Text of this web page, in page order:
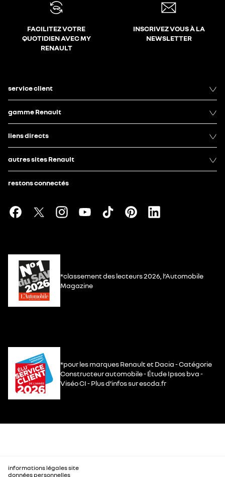
FACILITEZ VOTRE
QUOTIDIEN AVEC MY
RENAULT
INSCRIVEZ VOUS À LA
NEWSLETTER
service client
gamme Renault
liens directs
autres sites Renault
restons connectés
*classement des lecteurs 2026, l’Automobile
Magazine
*pour les marques Renault et Dacia - Catégorie
Constructeur automobile - Étude Ipsos bva -
Viséo CI - Plus d’infos sur escda.fr
informations légales site
données personnelles